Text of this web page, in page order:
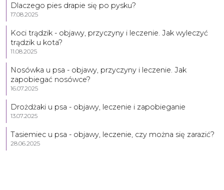
Dlaczego pies drapie się po pysku?
17.08.2025
Koci trądzik - objawy, przyczyny i leczenie. Jak wyleczyć
trądzik u kota?
11.08.2025
Nosówka u psa - objawy, przyczyny i leczenie. Jak
zapobiegać nosówce?
16.07.2025
Drożdżaki u psa - objawy, leczenie i zapobieganie
13.07.2025
Tasiemiec u psa - objawy, leczenie, czy można się zarazić?
28.06.2025